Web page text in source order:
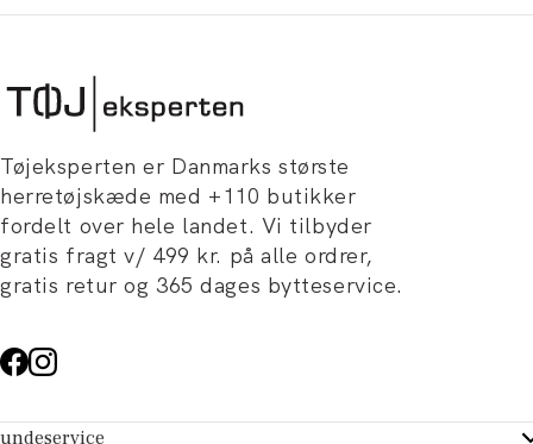
Tøjeksperten er Danmarks største
herretøjskæde med +110 butikker
fordelt over hele landet. Vi tilbyder
gratis fragt v/ 499 kr. på alle ordrer,
gratis retur og 365 dages bytteservice.